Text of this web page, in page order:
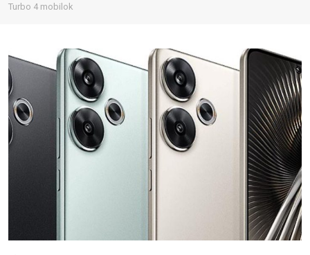
Turbo 4 mobilok